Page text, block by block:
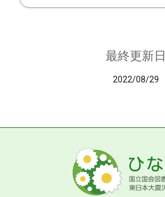
最終更新日
2022/08/29